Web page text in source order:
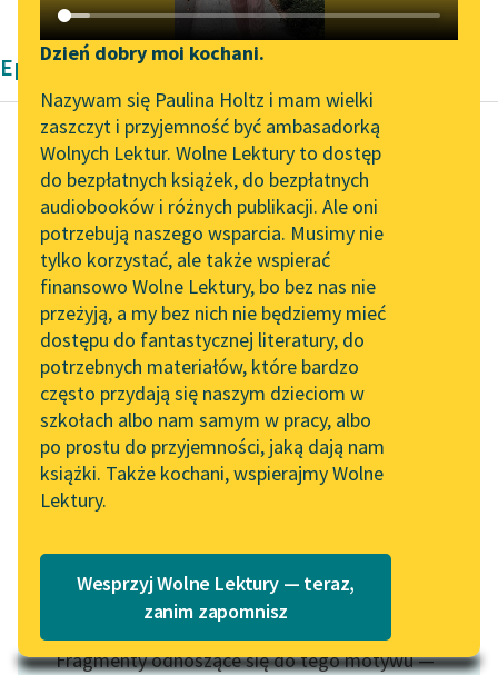
Katalog DAISY
Podkasty o książkach
Zgłoś brak utworu
Aktualności
„Prokurator Alicja Horn”
do słuchania
Byliśmy częścią AI Impact
Lab
Zapraszamy na spotkanie
online z tłumaczkami
literatury skandynawskiej
Spotkanie z Katarzyną
Tunkiel w Oslo
102. lata temu zmarł
Joseph Conrad
Lektury szkolne i klasyka
literatury do słuchania dla
uczennic i uczniów z
Narzędzia
Mapa Wolnych Lektur
Leśmianator
Przewodnik dla piszących i
czytających
API
OAI-PMH
Widget Wolnych Lektur
Przypisy
Katalog w formacie PDF
Dzień dobry moi kochani.
Nazywam się Paulina Holtz i mam wielki
zaszczyt i przyjemność być ambasadorką
Wolnych Lektur. Wolne Lektury to dostęp
do bezpłatnych książek, do bezpłatnych
audiobooków i różnych publikacji. Ale oni
potrzebują naszego wsparcia. Musimy nie
tylko korzystać, ale także wspierać
finansowo Wolne Lektury, bo bez nas nie
przeżyją, a my bez nich nie będziemy mieć
dostępu do fantastycznej literatury, do
potrzebnych materiałów, które bardzo
często przydają się naszym dzieciom w
szkołach albo nam samym w pracy, albo
po prostu do przyjemności, jaką dają nam
książki. Także kochani, wspierajmy Wolne
Lektury.
Wesprzyj Wolne Lektury — teraz,
zanim zapomnisz
Epika Marie de La Fayette
Marie de La Fayette
Księżna De Clèves
Sądzę, że winna jestem
pańskiemu oddaniu tę
słabą nagrodę, aby nie
skrywać przed panem
żadnego...
Czytaj więcej
Motyw: Kobieta
Fragmenty odnoszące się do tego motywu —